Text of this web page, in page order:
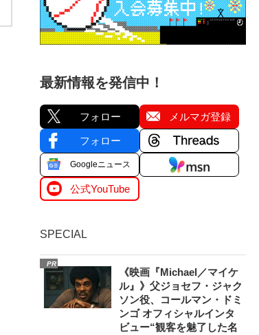
最新情報を発信中！
フォロー メルマガ登録
フォロー
Googleニュース
公式YouTube
SPECIAL
PR
《映画『Michael／マイケ
ル』》父ジョセフ・ジャク
ソン役、コールマン・ドミ
ンゴ オフィシャルインタ
ビュー“観客を魅了した名